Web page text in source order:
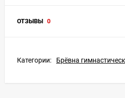
ОТЗЫВЫ 0
Категории: Брёвна